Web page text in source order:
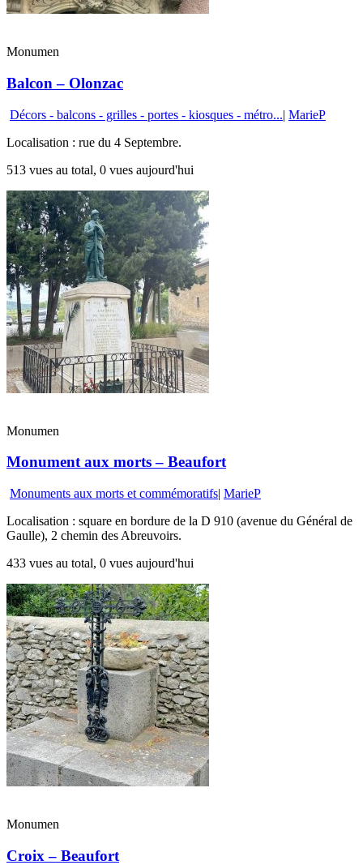
Monumen
Balcon – Olonzac
Décors - balcons - grilles - portes - kiosques - métro...| MarieP
Localisation : rue du 4 Septembre.
513 vues au total, 0 vues aujourd'hui
Monumen
Monument aux morts – Beaufort
Monuments aux morts et commémoratifs| MarieP
Localisation : square en bordure de la D 910 (avenue du Général de
Gaulle), 2 chemin des Abreuvoirs.
433 vues au total, 0 vues aujourd'hui
Monumen
Croix – Beaufort